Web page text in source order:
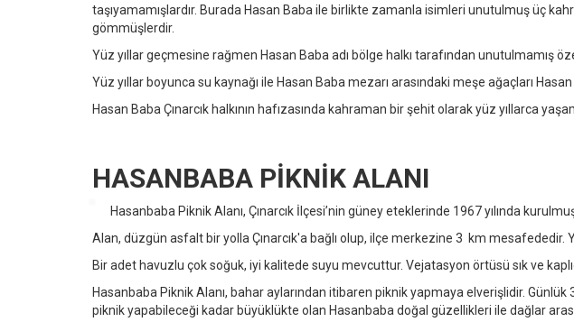
taşıyamamışlardır. Burada Hasan Baba ile birlikte zamanla isimleri unutulmuş üç
gömmüşlerdir.
Yüz yıllar geçmesine rağmen Hasan Baba adı bölge halkı tarafından unutulmamış
Yüz yıllar boyunca su kaynağı ile Hasan Baba mezarı arasındaki meşe ağaçları
Hasan Baba Çınarcık halkının hafızasında kahraman bir şehit olarak yüz yıllarca
HASANBABA PİKNİK ALANI
Hasanbaba Piknik Alanı, Çınarcık İlçesi’nin güney eteklerinde 1967 yılında
Alan, düzgün asfalt bir yolla Çınarcık'a bağlı olup, ilçe merkezine 3 km mesafededir.
Bir adet havuzlu çok soğuk, iyi kalitede suyu mevcuttur. Vejatasyon örtüsü sık ve
Hasanbaba Piknik Alanı, bahar aylarından itibaren piknik yapmaya elverişlidir.
piknik yapabileceği kadar büyüklükte olan Hasanbaba doğal güzellikleri ile dağlar